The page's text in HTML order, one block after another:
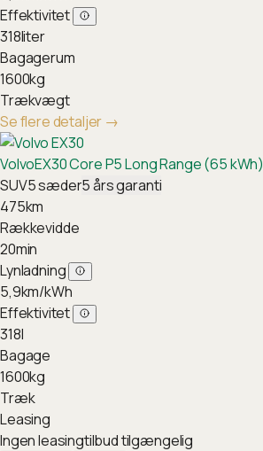
Effektivitet
318liter
Bagagerum
1600kg
Trækvægt
Se flere detaljer →
VolvoEX30 Core P5 Long Range (65 kWh)
SUV5sæder5års garanti
475km
Rækkevidde
20min
Lynladning
5,9km/kWh
Effektivitet
318l
Bagage
1600kg
Træk
Leasing
Ingen leasingtilbud tilgængelig